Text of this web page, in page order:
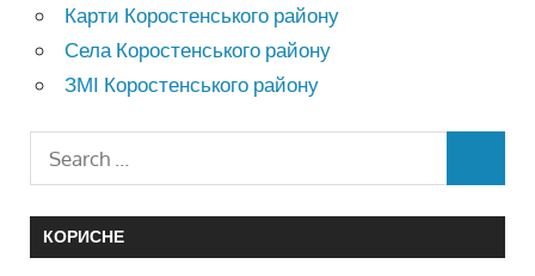
Карти Коростенського району
Села Коростенського району
ЗМІ Коростенського району
КОРИСНЕ